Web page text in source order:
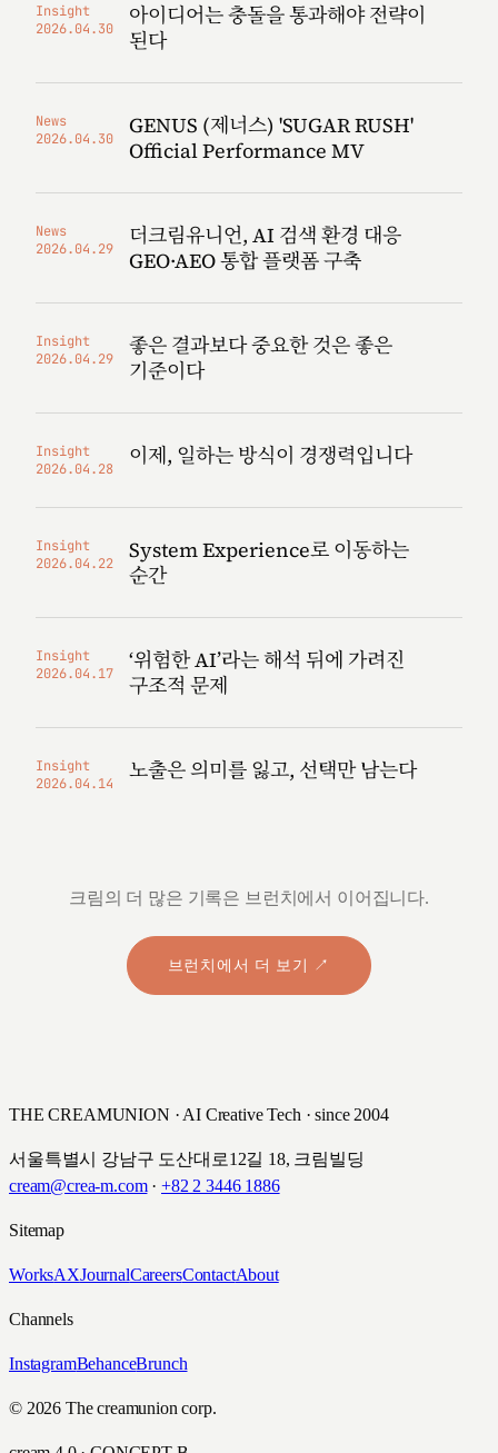
Insight
2026.04.30
아이디어는 충돌을 통과해야 전략이
된다
News
2026.04.30
GENUS (제너스) 'SUGAR RUSH'
Official Performance MV
News
2026.04.29
더크림유니언, AI 검색 환경 대응
GEO·AEO 통합 플랫폼 구축
Insight
2026.04.29
좋은 결과보다 중요한 것은 좋은
기준이다
Insight
2026.04.28
이제, 일하는 방식이 경쟁력입니다
Insight
2026.04.22
System Experience로 이동하는
순간
Insight
2026.04.17
‘위험한 AI’라는 해석 뒤에 가려진
구조적 문제
Insight
2026.04.14
노출은 의미를 잃고, 선택만 남는다
크림의 더 많은 기록은 브런치에서 이어집니다.
브런치에서 더 보기 ↗
THE CREAMUNION · AI Creative Tech · since 2004
서울특별시 강남구 도산대로12길 18, 크림빌딩
cream@crea-m.com· +82 2 3446 1886
Sitemap
WorksAXJournalCareersContactAbout
Channels
InstagramBehanceBrunch
© 2026 The creamunion corp.